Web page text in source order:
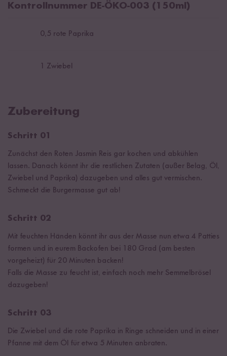
Kontrollnummer DE-ÖKO-003 (150ml)
0,5 rote Paprika
1 Zwiebel
Zubereitung
Schritt 01
Zunächst den Roten Jasmin Reis gar kochen und abkühlen
lassen. Danach könnt ihr die restlichen Zutaten (außer Belag, Öl,
Zwiebel und Paprika) dazugeben und alles gut vermischen.
Schmeckt die Burgermasse gut ab!
Schritt 02
Mit feuchten Händen könnt ihr aus der Masse nun etwa 4 Patties
formen und in eurem Backofen bei 180 Grad (am besten
vorgeheizt) für 20 Minuten backen!
Falls die Masse zu feucht ist, einfach noch mehr Semmelbrösel
dazugeben!
Schritt 03
Die Zwiebel und die rote Paprika in Ringe schneiden und in einer
Pfanne mit dem Öl für etwa 5 Minuten anbraten.